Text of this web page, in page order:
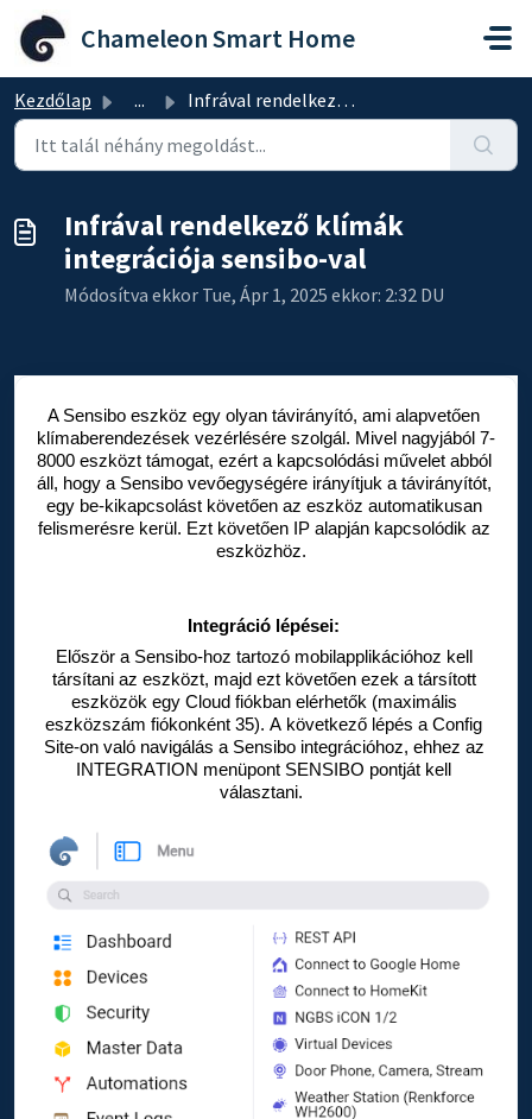
Kihagyás a tartalom megtartásához
Chameleon Smart Home
Kezdőlap ... Infrával rendelkező klímák integrációja sensibo-val
Infrával rendelkező klímák
integrációja sensibo-val
Módosítva ekkor Tue, Ápr 1, 2025 ekkor: 2:32 DU
A Sensibo eszköz egy olyan távirányító, ami alapvetően
klímaberendezések vezérlésére szolgál. Mivel nagyjából 7-
8000 eszközt támogat, ezért a kapcsolódási művelet abból
áll, hogy a Sensibo vevőegységére irányítjuk a távirányítót,
egy be-kikapcsolást követően az eszköz automatikusan
felismerésre kerül. Ezt követően IP alapján kapcsolódik az
eszközhöz.
Integráció lépései:
Először a Sensibo-hoz tartozó mobilapplikációhoz kell
társítani az eszközt, majd ezt követően ezek a társított
eszközök egy Cloud fiókban elérhetők (maximális
eszközszám fiókonként 35). A következő lépés a Config
Site-on való navigálás a Sensibo integrációhoz, ehhez az
INTEGRATION menüpont SENSIBO pontját kell
választani.